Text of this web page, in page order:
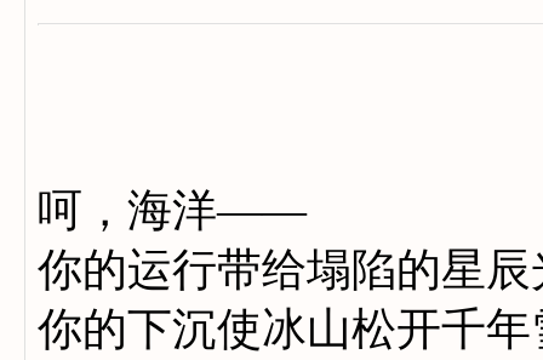
呵，海洋——
你的运行带给塌陷的星辰
你的下沉使冰山松开千年